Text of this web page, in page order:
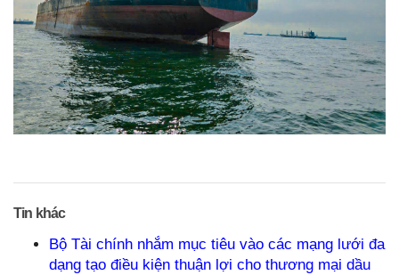
Tin khác
Bộ Tài chính nhắm mục tiêu vào các mạng lưới đa
dạng tạo điều kiện thuận lợi cho thương mại dầu